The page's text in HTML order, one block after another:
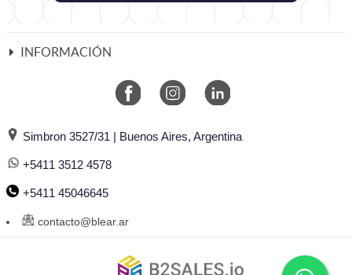
INFORMACIÓN
Simbron 3527/31 | Buenos Aires, Argentina
+5411 3512 4578
+5411 45046645
contacto@blear.ar